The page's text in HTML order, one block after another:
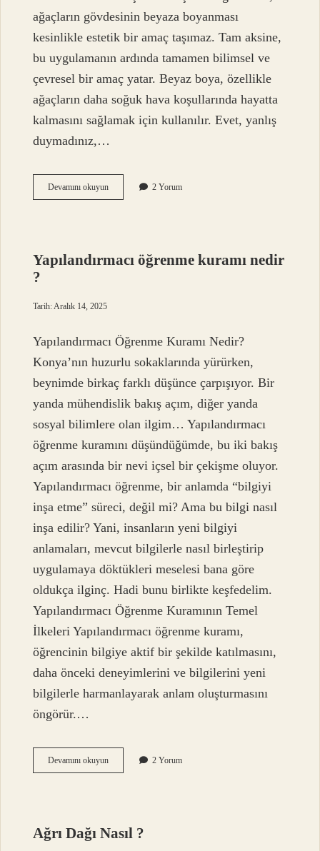
ağaçların gövdesinin beyaza boyanması
kesinlikle estetik bir amaç taşımaz. Tam aksine,
bu uygulamanın ardında tamamen bilimsel ve
çevresel bir amaç yatar. Beyaz boya, özellikle
ağaçların daha soğuk hava koşullarında hayatta
kalmasını sağlamak için kullanılır. Evet, yanlış
duymadınız,…
Devamını okuyunAğaçlar
neden
?
2 Yorum
Yapılandırmacı öğrenme kuramı nedir
?
Tarih: Aralık 14, 2025
Yapılandırmacı Öğrenme Kuramı Nedir?
Konya’nın huzurlu sokaklarında yürürken,
beynimde birkaç farklı düşünce çarpışıyor. Bir
yanda mühendislik bakış açım, diğer yanda
sosyal bilimlere olan ilgim… Yapılandırmacı
öğrenme kuramını düşündüğümde, bu iki bakış
açım arasında bir nevi içsel bir çekişme oluyor.
Yapılandırmacı öğrenme, bir anlamda “bilgiyi
inşa etme” süreci, değil mi? Ama bu bilgi nasıl
inşa edilir? Yani, insanların yeni bilgiyi
anlamaları, mevcut bilgilerle nasıl birleştirip
uygulamaya döktükleri meselesi bana göre
oldukça ilginç. Hadi bunu birlikte keşfedelim.
Yapılandırmacı Öğrenme Kuramının Temel
İlkeleri Yapılandırmacı öğrenme kuramı,
öğrencinin bilgiye aktif bir şekilde katılmasını,
daha önceki deneyimlerini ve bilgilerini yeni
bilgilerle harmanlayarak anlam oluşturmasını
öngörür.…
Devamını okuyunYapılandırmacı
öğrenme
2 Yorum
Ağrı Dağı Nasıl ?